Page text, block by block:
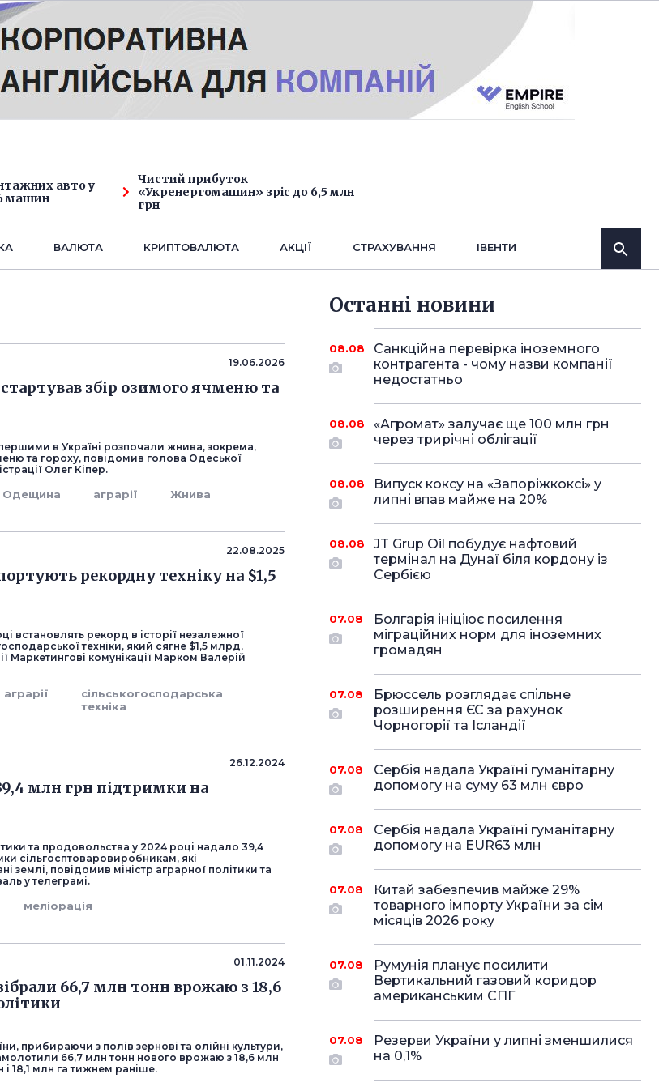
авто у
машин
Чистий прибуток
«Укренергомашин» зріс до 6,5 млн
грн
ВАЛЮТА КРИПТОВАЛЮТА АКЦІЇ СТРАХУВАННЯ IВЕНТИ
19.06.2026
стартував збір озимого ячменю та
в Україні розпочали жнива, зокрема,
та гороху, повідомив голова Одеської
Олег Кіпер.
Одещина аграрії Жнива
22.08.2025
рекордну техніку на $1,5
встановлять рекорд в історії незалежної
техніки, який сягне $1,5 млрд,
Маркетингові комунікації Марком Валерій
аграрії
сільськогосподарська
техніка
26.12.2024
млн грн підтримки на
та продовольства у 2024 році надало 39,4
сільгосптоваровиробникам, які
землі, повідомив міністр аграрної політики та
у телеграмі.
меліорація
01.11.2024
зібрали 66,7 млн тонн врожаю з 18,6
прибираючи з полів зернові та олійні культури,
66,7 млн тонн нового врожаю з 18,6 млн
і 18,1 млн га тижнем раніше.
Останнi новини
08.08
Санкційна перевірка іноземного
контрагента - чому назви компанії
недостатньо
08.08
«Агромат» залучає ще 100 млн грн
через трирічні облігації
08.08
Випуск коксу на «Запоріжкоксі» у
липні впав майже на 20%
08.08
JT Grup Oil побудує нафтовий
термінал на Дунаї біля кордону із
Сербією
07.08
Болгарія ініціює посилення
міграційних норм для іноземних
громадян
07.08
Брюссель розглядає спільне
розширення ЄС за рахунок
Чорногорії та Ісландії
07.08
Сербія надала Україні гуманітарну
допомогу на суму 63 млн євро
07.08
Сербія надала Україні гуманітарну
допомогу на EUR63 млн
07.08
Китай забезпечив майже 29%
товарного імпорту України за сім
місяців 2026 року
07.08
Румунія планує посилити
Вертикальний газовий коридор
американським СПГ
07.08
Резерви України у липні зменшилися
на 0,1%